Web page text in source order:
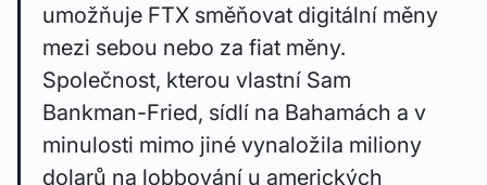
umožňuje FTX směňovat digitální měny
mezi sebou nebo za fiat měny.
Společnost, kterou vlastní Sam
Bankman-Fried, sídlí na Bahamách a v
minulosti mimo jiné vynaložila miliony
dolarů na lobbování u amerických